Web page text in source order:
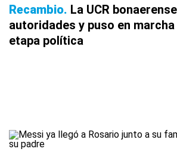
Recambio La UCR
autoridades y puso en marcha
etapa política